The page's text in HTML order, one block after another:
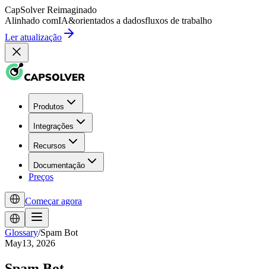
CapSolver Reimaginado
Alinhado comIA&orientados a dadosfluxos de trabalho
Ler atualização
Produtos
Integrações
Recursos
Documentação
Preços
Começar agora
Glossary/Spam Bot
May13, 2026